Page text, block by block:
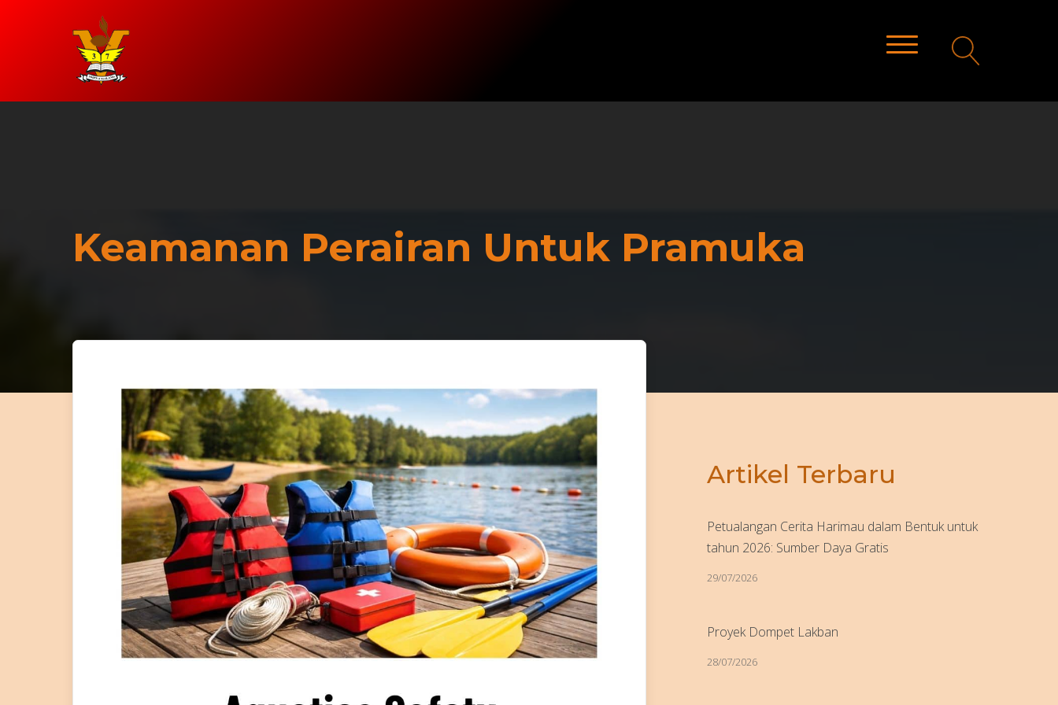
Keamanan Perairan Untuk Pramuka
Artikel Terbaru
Petualangan Cerita Harimau dalam Bentuk untuk
tahun 2026: Sumber Daya Gratis
29/07/2026
Proyek Dompet Lakban
28/07/2026